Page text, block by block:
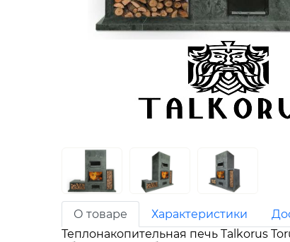
О товаре Характеристики
Теплонакопительная печь Talkorus